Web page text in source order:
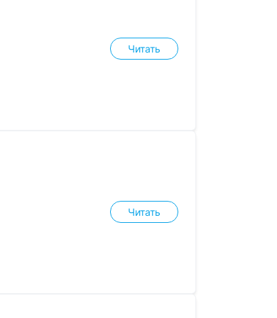
Читать
Читать